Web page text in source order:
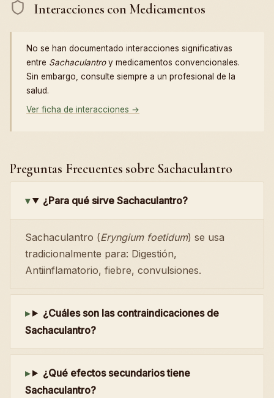
Interacciones con Medicamentos
No se han documentado interacciones significativas
entre Sachaculantroy medicamentos convencionales.
Sin embargo, consulte siempre a un profesional de la
salud.
Ver ficha de interacciones →
Preguntas Frecuentes sobre Sachaculantro
¿Para qué sirve Sachaculantro?
Sachaculantro (Eryngium foetidum) se usa
tradicionalmente para: Digestión,
Antiinflamatorio, fiebre, convulsiones.
¿Cuáles son las contraindicaciones de
Sachaculantro?
¿Qué efectos secundarios tiene
Sachaculantro?